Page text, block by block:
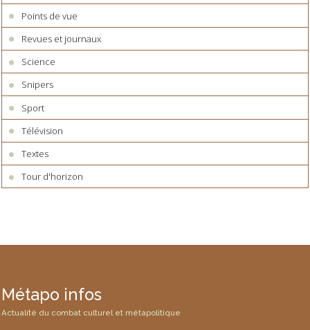
Points de vue
Revues et journaux
Science
Snipers
Sport
Télévision
Textes
Tour d'horizon
Métapo infos
Actualité du combat culturel et métapolitique